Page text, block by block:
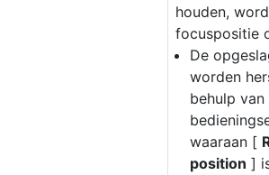
houden,
focuspositie
De
worden
behulp van
waaraan [
position ]